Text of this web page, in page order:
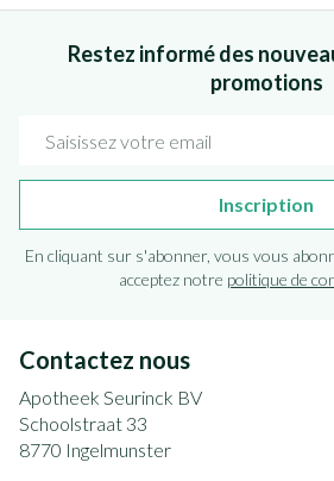
Restez informé des
promotions
Inscription
En cliquant sur s'abonner, vous vous
acceptez notre politique de
Contactez nous
Apotheek Seurinck BV
Schoolstraat 33
8770 Ingelmunster